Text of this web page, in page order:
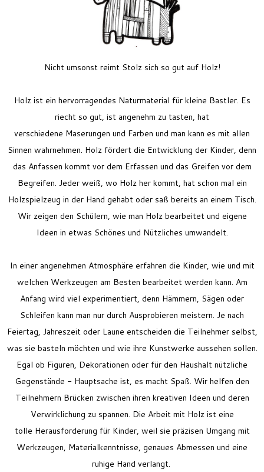
Feriencamp
Jobs
Kontakt
Nicht umsonst reimt Stolz sich so gut auf Holz!
Holz ist ein hervorragendes Naturmaterial für kleine Bastler. Es
riecht so gut, ist angenehm zu tasten, hat
verschiedene Maserungen und Farben und man kann es mit allen
Sinnen wahrnehmen. Holz fördert die Entwicklung der Kinder, denn
das Anfassen kommt vor dem Erfassen und das Greifen vor dem
Begreifen. Jeder weiß, wo Holz her kommt, hat schon mal ein
Holzspielzeug in der Hand gehabt oder saß bereits an einem Tisch.
Wir zeigen den Schülern, wie man Holz bearbeitet und eigene
Ideen in etwas Schönes und Nützliches umwandelt.
In einer angenehmen Atmosphäre erfahren die Kinder, wie und mit
welchen Werkzeugen am Besten bearbeitet werden kann. Am
Anfang wird viel experimentiert, denn Hämmern, Sägen oder
Schleifen kann man nur durch Ausprobieren meistern. Je nach
Feiertag, Jahreszeit oder Laune entscheiden die Teilnehmer selbst,
was sie basteln möchten und wie ihre Kunstwerke aussehen sollen.
Egal ob Figuren, Dekorationen oder für den Haushalt nützliche
Gegenstände - Hauptsache ist, es macht Spaß. Wir helfen den
Teilnehmern Brücken zwischen ihren kreativen Ideen und deren
Verwirklichung zu spannen. Die Arbeit mit Holz ist eine
tolle Herausforderung für Kinder, weil sie präzisen Umgang mit
Werkzeugen, Materialkenntnisse, genaues Abmessen und eine
ruhige Hand verlangt.